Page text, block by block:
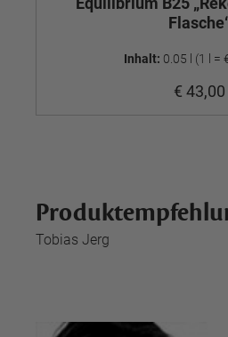
Inhalt: 0.05 l (1 l =
€ 43,00
Tobias Jerg